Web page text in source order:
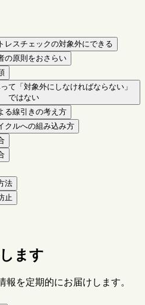
レスチェックの対象外にできる
の原則をおさらい
て「対象外にしなければならない」
ではない
る線引きの考え方
ルへの組み込み方
法
止
ます
を定期的にお届けします。